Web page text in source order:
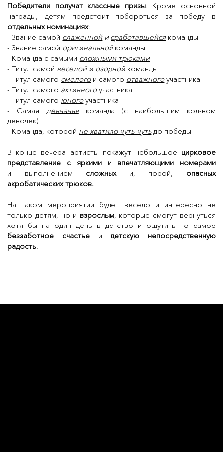
Победители получат классные призы. Кроме основной
награды, детям предстоит побороться за победу в
отдельных номинациях:
- Звание самой слаженнойи сработавшейсякоманды
- Звание самой оригинальнойкоманды
- Команда с самыми сложными трюками
- Титул самой веселойи озорнойкоманды
- Титул самого смелогои самого отважногоучастника
- Титул самого активногоучастника
- Титул самого юногоучастника
- Самая
девчачьякоманда (с наибольшим кол-вом
девочек)
- Команда, которой не хватило чуть-чутьдо победы
В конце вечера артисты покажут небольшое цирковое
представление с яркими и впечатляющими номерами
и выполнением сложныхи, порой, опасных
акробатических трюков.
На таком мероприятии будет весело и интересно не
только детям, но и взрослым, которые смогут вернуться
хотя бы на один день в детство и ощутить то самое
беззаботное счастье и детскую непосредственную
радость